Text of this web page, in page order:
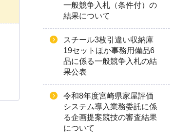
一般競争入札（条件付）の
結果について
スチール3枚引違い収納庫
19セットほか事務用備品6
品に係る一般競争入札の結
果公表
令和8年度宮崎県家屋評価
システム導入業務委託に係
る企画提案競技の審査結果
について